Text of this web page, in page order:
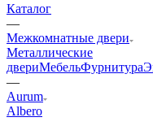
Каталог
—
Межкомнатные двери
Металлические
двериМебельФурнитура
—
Aurum
Albero